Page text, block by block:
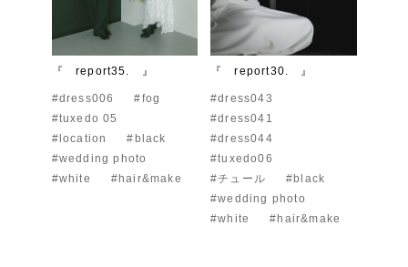
『 report35. 』
#dress006
#fog
#tuxedo 05
#location
#black
#wedding photo
#white
#hair&make
『 report30. 』
#dress043
#dress041
#dress044
#tuxedo06
#チュール
#black
#wedding photo
#white
#hair&make